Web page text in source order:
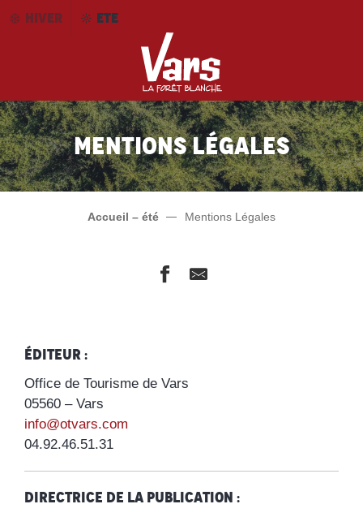
AllerHIVER ETE
Mentions légales
Accueil – été Mentions Légales
Éditeur :
Office de Tourisme de Vars
05560 – Vars
info@otvars.com
04.92.46.51.31
Directrice de la publication :